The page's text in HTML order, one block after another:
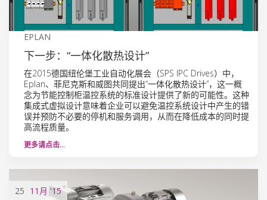
EPLAN
下一步：“一体化散热设计”
在2015德国纽伦堡工业自动化展会（SPS IPC Drives）中，
Eplan、菲尼克斯和威图共同提出“一体化散热设计”，这一概
念为节能控制柜温控系统的标准设计提供了新的可能性。这种
集成式虚拟设计意味着企业可以避免温控系统设计中产生的错
误并预防不必要的停机和服务调用，从而在降低成本的同时提
高流程质量。
更多请点击…
25 11月 '15